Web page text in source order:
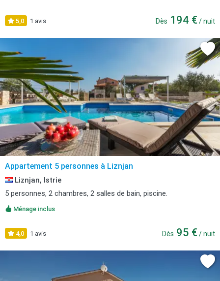
5,0 1 avis Dès 194 € / nuit
Appartement 5 personnes à Liznjan
Liznjan, Istrie
5 personnes, 2 chambres, 2 salles de bain, piscine.
Ménage inclus
4,0 1 avis Dès 95 € / nuit